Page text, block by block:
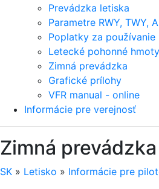
Prevádzka letiska
Parametre RWY, TWY,
Poplatky za používanie
Letecké pohonné hmoty
Zimná prevádzka
Grafické prílohy
VFR manual - online
Informácie pre verejnosť
Zimná prevádzka
SK » Letisko » Informácie pre